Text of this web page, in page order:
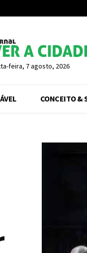
feira, 7 agosto, 2026
CONCEITO &